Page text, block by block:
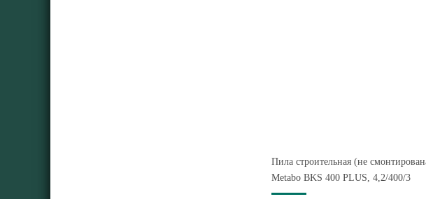
Пила строительная (не
Metabo BKS 400 PLUS, 4,2/400/3